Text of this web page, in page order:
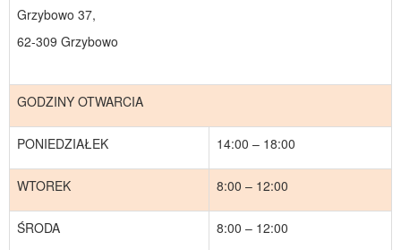
Grzybowo 37,
62-309 Grzybowo
GODZINY OTWARCIA
PONIEDZIAŁEK 14:00 – 18:00
WTOREK 8:00 – 12:00
ŚRODA 8:00 – 12:00